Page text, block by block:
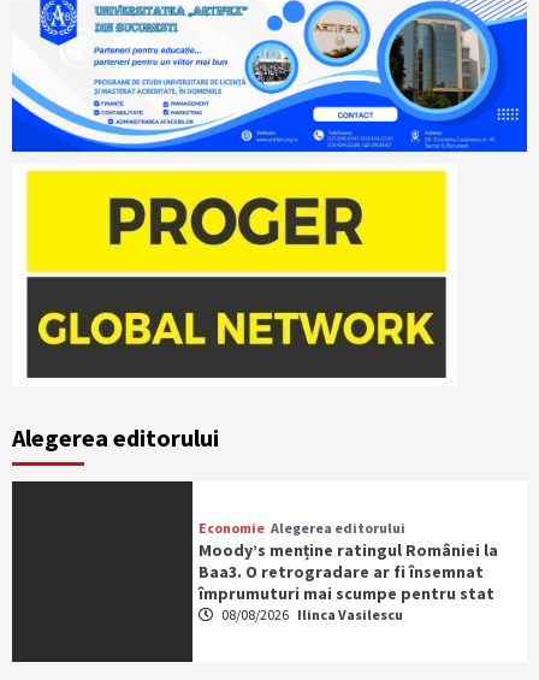
Alegerea editorului
Economie Alegerea editorului
Moody’s menține ratingul României la
Baa3. O retrogradare ar fi însemnat
împrumuturi mai scumpe pentru stat
08/08/2026 Ilinca Vasilescu